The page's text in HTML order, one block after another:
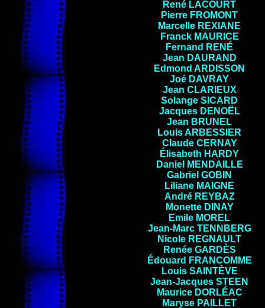
René LACOURT
Pierre FROMONT
Marcelle REXIANE
Franck MAURICE
Fernand RENÉ
Jean DAURAND
Edmond ARDISSON
Joé DAVRAY
Jean CLARIEUX
Solange SICARD
Jacques DENOËL
Jean BRUNEL
LouisARBESSIER
Claude CERNAY
Élisabeth HARDY
Daniel MENDAILLE
Gabriel GOBIN
Liliane MAIGNE
André REYBAZ
Monette DINAY
Emile MOREL
Jean-Marc TENNBERG
Nicole REGNAULT
Renée GARDÈS
Édouard FRANCOMME
Louis SAINTÈVE
Jean-Jacques STEEN
Maurice DORLÉAC
Maryse PAILLET